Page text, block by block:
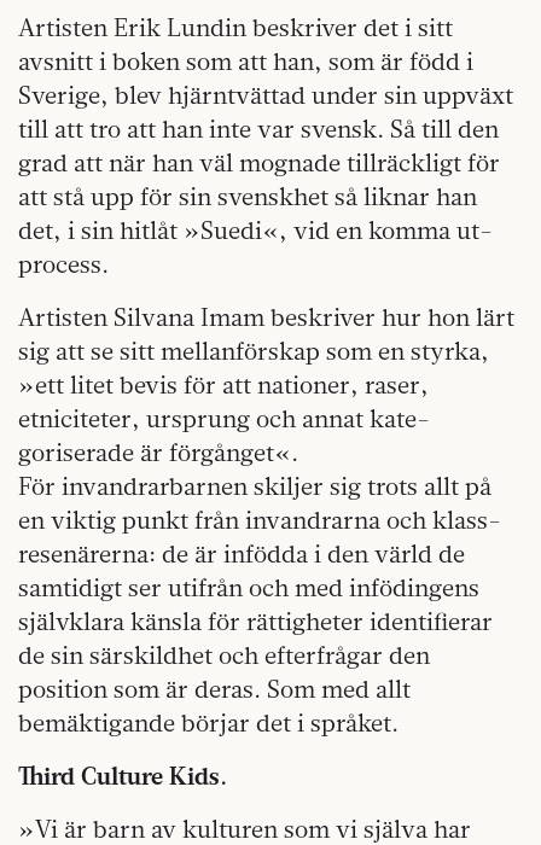
Artisten Erik Lundin beskriver­ det i sitt
avsnitt i boken­ som att han, som är född i
Sverige, blev hjärn­tvättad under sin uppväxt
till att tro att han inte var svensk. Så till den
grad att när han väl mognade tillräckligt för
att stå upp för sin svenskhet så liknar han
det, i sin hitlåt »Suedi«, vid en komma ut-
process.
Artisten Silvana Imam beskriver hur hon lärt
sig att se sitt mellanförskap som en styrka,
»ett litet bevis för att nationer, raser,
etniciteter, ursprung och annat kate­
goriserade är förgånget«.
För invandrarbarnen skiljer sig trots allt på
en viktig punkt från invandrarna och klass­
resenärerna: de är infödda i den värld de
samtidigt ser utifrån och med infödingens
självklara känsla för rättig­heter identifierar
de sin särskildhet och efterfrågar den
position som är deras. Som med allt
bemäktigande börjar det i språket.
Third Culture Kids.
»Vi är barn av kulturen som vi själva har